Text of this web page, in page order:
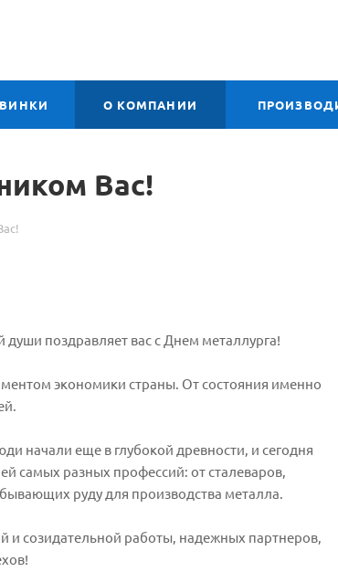
О КОМПАНИИ
Вас!
поздравляет вас с Днем металлурга!
экономики страны. От состояния именно
начали еще в глубокой древности, и сегодня
самых разных профессий: от сталеваров,
руду для производства металла.
созидательной работы, надежных партнеров,